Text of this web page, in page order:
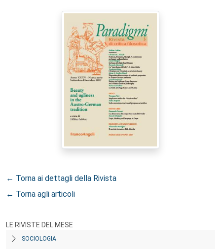
← Torna ai dettagli della Rivista
← Torna agli articoli
LE RIVISTE DEL MESE
SOCIOLOGIA